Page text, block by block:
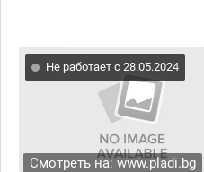
Не работает с 28.05.2024
Смотреть на: www.pladi.bg